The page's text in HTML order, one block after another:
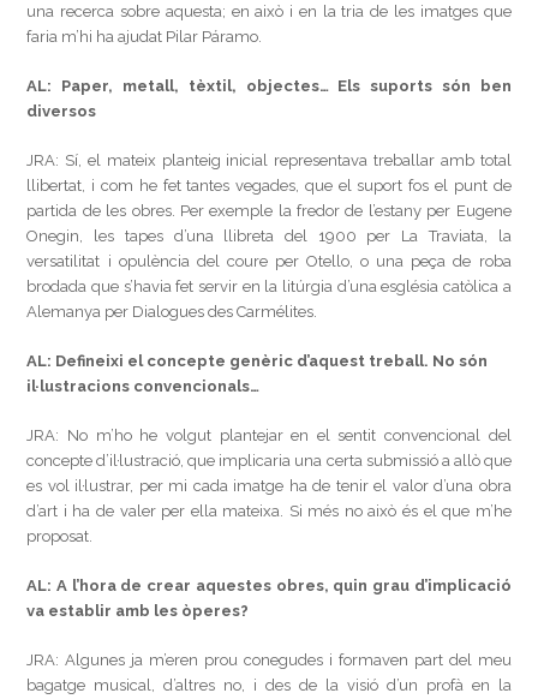
una recerca sobre aquesta; en això i en la tria de les imatges que
faria m’hi ha ajudat Pilar Páramo.
AL: Paper, metall, tèxtil, objectes… Els suports són ben
diversos
JRA: Sí, el mateix planteig inicial representava treballar amb total
llibertat, i com he fet tantes vegades, que el suport fos el punt de
partida de les obres. Per exemple la fredor de l’estany per Eugene
Onegin, les tapes d’una llibreta del 1900 per La Traviata, la
versatilitat i opulència del coure per Otello, o una peça de roba
brodada que s’havia fet servir en la litúrgia d’una església catòlica a
Alemanya per Dialogues des Carmélites.
AL: Defineixi el concepte genèric d’aquest treball. No són
il·lustracions convencionals…
JRA: No m’ho he volgut plantejar en el sentit convencional del
concepte d’il·lustració, que implicaria una certa submissió a allò que
es vol il·lustrar, per mi cada imatge ha de tenir el valor d’una obra
d’art i ha de valer per ella mateixa. Si més no això és el que m’he
proposat.
AL: A l’hora de crear aquestes obres, quin grau d’implicació
va establir amb les òperes?
JRA: Algunes ja m’eren prou conegudes i formaven part del meu
bagatge musical, d’altres no, i des de la visió d’un profà en la